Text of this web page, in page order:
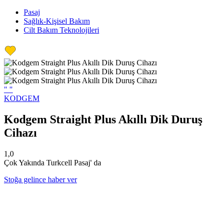
Pasaj
Sağlık-Kişisel Bakım
Cilt Bakım Teknolojileri
" "
KODGEM
Kodgem Straight Plus Akıllı Dik Duruş
Cihazı
1,0
Çok Yakında Turkcell Pasaj' da
Stoğa gelince haber ver